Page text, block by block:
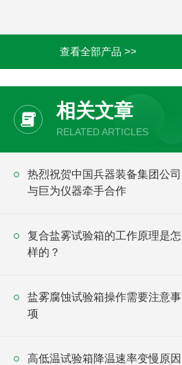
查看全部产品 >>
相关文章
RELATED ARTICLES
热烈祝贺中国兵器装备集团公司
与巨为仪器牵手合作
复合盐雾试验箱的工作原理是怎
样的？
盐雾腐蚀试验箱操作需要注意事
项
高低温试验箱降温速率变慢原因